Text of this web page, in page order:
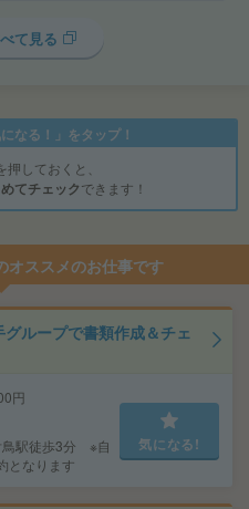
て見る
なる！」をタップ！
押しておくと、
てチェックできます！
オススメのお仕事です
ループで書類作成＆チェ
円
鳥駅徒歩3分 ※自
となります
気になる!